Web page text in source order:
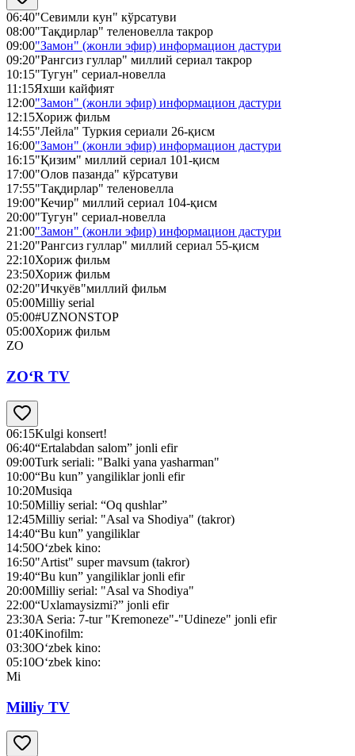
06:40"Севимли кун" кўрсатуви
08:00"Тақдирлар" теленовелла такрор
09:00"Замон" (жонли эфир) информацион дастури
09:20"Рангсиз гуллар" миллий сериал такрор
10:15"Тугун" сериал-новелла
11:15Яхши кайфият
12:00"Замон" (жонли эфир) информацион дастури
12:15Хориж фильм
14:55"Лейла" Туркия сериали 26-қисм
16:00"Замон" (жонли эфир) информацион дастури
16:15"Қизим" миллий сериал 101-қисм
17:00"Олов пазанда" кўрсатуви
17:55"Тақдирлар" теленовелла
19:00"Кечир" миллий сериал 104-қисм
20:00"Тугун" сериал-новелла
21:00"Замон" (жонли эфир) информацион дастури
21:20"Рангсиз гуллар" миллий сериал 55-қисм
22:10Хориж фильм
23:50Хориж фильм
02:20"Ичкуёв"миллий фильм
05:00Milliy serial
05:00#UZNONSTOP
05:00Хориж фильм
ZO
ZO‘R TV
06:15Kulgi konsert!
06:40“Ertalabdan salom” jonli efir
09:00Turk seriali: "Balki yana yasharman"
10:00“Bu kun” yangiliklar jonli efir
10:20Musiqa
10:50Milliy serial: “Oq qushlar”
12:45Milliy serial: "Asal va Shodiya" (takror)
14:40“Bu kun” yangiliklar
14:50O‘zbek kino:
16:50"Artist" super mavsum (takror)
19:40“Bu kun” yangiliklar jonli efir
20:00Milliy serial: "Asal va Shodiya"
22:00“Uxlamaysizmi?” jonli efir
23:30A Seria: 7-tur "Kremoneze"-"Udineze" jonli efir
01:40Kinofilm:
03:30O‘zbek kino:
05:10O‘zbek kino:
Mi
Milliy TV